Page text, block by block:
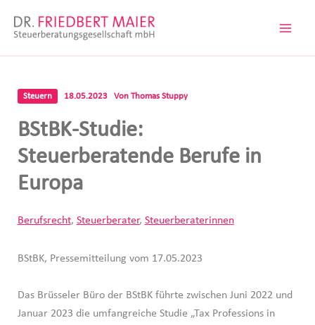
Inhalt
Steuern 18.05.2023 Von Thomas Stuppy
BStBK-Studie:
Steuerberatende Berufe in
Europa
Berufsrecht, Steuerberater, Steuerberaterinnen
BStBK, Pressemitteilung vom 17.05.2023
Das Brüsseler Büro der BStBK führte zwischen Juni 2022 und
Januar 2023 die umfangreiche Studie „Tax Professions in